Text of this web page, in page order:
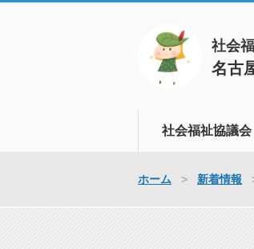
社会
名古
社会福祉協議会
ホーム 新着情報